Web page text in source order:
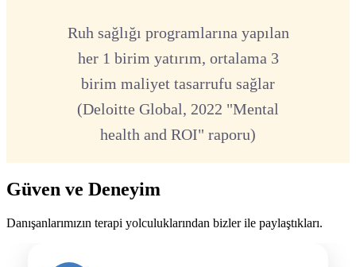
Ruh sağlığı programlarına yapılan
her 1 birim yatırım, ortalama 3
birim maliyet tasarrufu sağlar
(Deloitte Global, 2022 "Mental
health and ROI" raporu)
Güven ve Deneyim
Danışanlarımızın terapi yolculuklarından bizler ile paylaştıkları.